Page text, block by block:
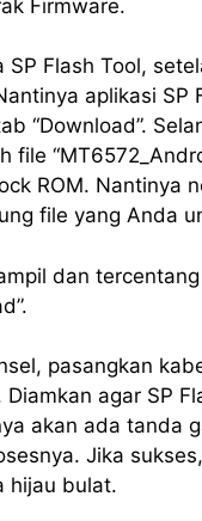
Firmware.
SP Flash Tool,
aplikasi SP
“Download”.
file
ROM. Nantinya
file yang Anda
dan
pasangkan
agar SP
akan ada tanda
Jika
hijau bulat.